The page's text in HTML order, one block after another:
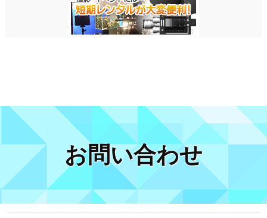
お問い合わせ